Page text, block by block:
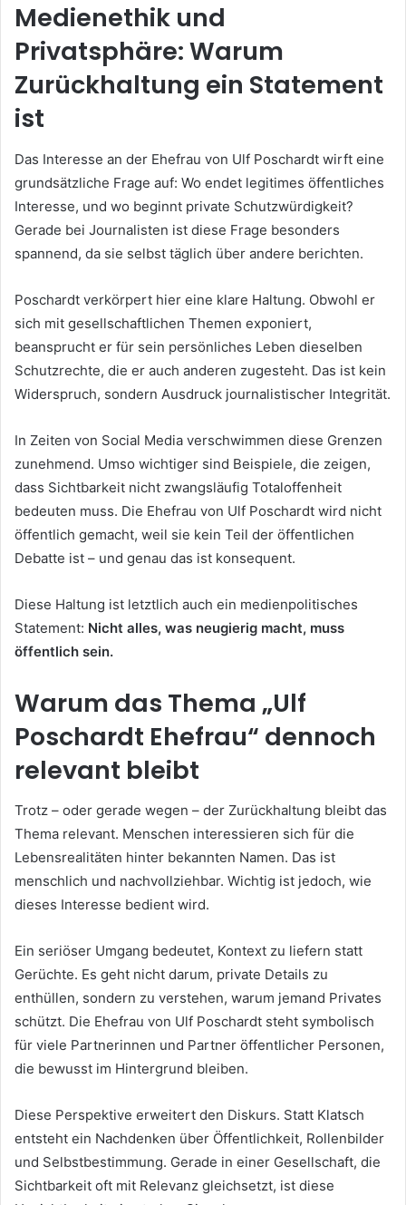
Medienethik und
Privatsphäre: Warum
Zurückhaltung ein Statement
ist
Das Interesse an der Ehefrau von Ulf Poschardt wirft eine
grundsätzliche Frage auf: Wo endet legitimes öffentliches
Interesse, und wo beginnt private Schutzwürdigkeit?
Gerade bei Journalisten ist diese Frage besonders
spannend, da sie selbst täglich über andere berichten.
Poschardt verkörpert hier eine klare Haltung. Obwohl er
sich mit gesellschaftlichen Themen exponiert,
beansprucht er für sein persönliches Leben dieselben
Schutzrechte, die er auch anderen zugesteht. Das ist kein
Widerspruch, sondern Ausdruck journalistischer Integrität.
In Zeiten von Social Media verschwimmen diese Grenzen
zunehmend. Umso wichtiger sind Beispiele, die zeigen,
dass Sichtbarkeit nicht zwangsläufig Totaloffenheit
bedeuten muss. Die Ehefrau von Ulf Poschardt wird nicht
öffentlich gemacht, weil sie kein Teil der öffentlichen
Debatte ist – und genau das ist konsequent.
Diese Haltung ist letztlich auch ein medienpolitisches
Statement: Nicht alles, was neugierig macht, muss
öffentlich sein.
Warum das Thema „Ulf
Poschardt Ehefrau“ dennoch
relevant bleibt
Trotz – oder gerade wegen – der Zurückhaltung bleibt das
Thema relevant. Menschen interessieren sich für die
Lebensrealitäten hinter bekannten Namen. Das ist
menschlich und nachvollziehbar. Wichtig ist jedoch, wie
dieses Interesse bedient wird.
Ein seriöser Umgang bedeutet, Kontext zu liefern statt
Gerüchte. Es geht nicht darum, private Details zu
enthüllen, sondern zu verstehen, warum jemand Privates
schützt. Die Ehefrau von Ulf Poschardt steht symbolisch
für viele Partnerinnen und Partner öffentlicher Personen,
die bewusst im Hintergrund bleiben.
Diese Perspektive erweitert den Diskurs. Statt Klatsch
entsteht ein Nachdenken über Öffentlichkeit, Rollenbilder
und Selbstbestimmung. Gerade in einer Gesellschaft, die
Sichtbarkeit oft mit Relevanz gleichsetzt, ist diese